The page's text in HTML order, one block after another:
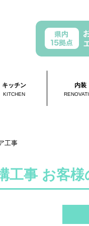
キッチン
KITCHEN
内装
工事
工事 お客様